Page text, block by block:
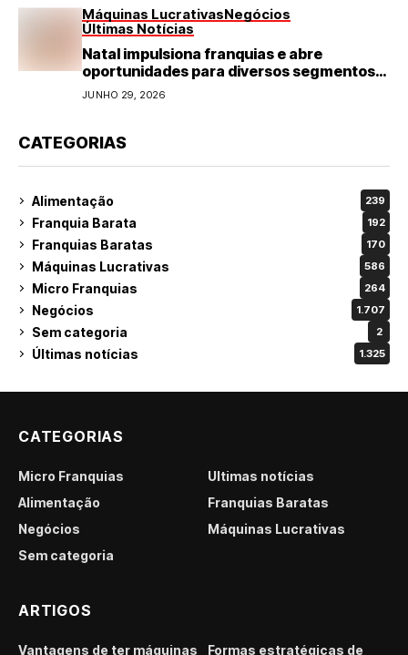
Máquinas LucrativasNegócios
Últimas Notícias
Natal impulsiona franquias e abre
oportunidades para diversos segmentos
do varejo
JUNHO 29, 2026
CATEGORIAS
Alimentação 239
Franquia Barata 192
Franquias Baratas 170
Máquinas Lucrativas 586
Micro Franquias 264
Negócios 1.707
Sem categoria 2
Últimas notícias 1.325
CATEGORIAS
Micro Franquias
Últimas notícias
Alimentação
Franquias Baratas
Negócios
Máquinas Lucrativas
Sem categoria
ARTIGOS
Vantagens de ter máquinas Formas estratégicas de